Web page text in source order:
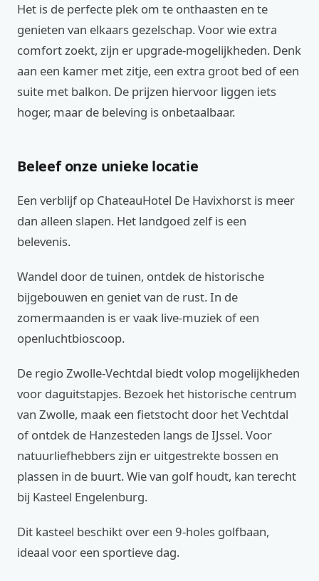
Het is de perfecte plek om te onthaasten en te
genieten van elkaars gezelschap. Voor wie extra
comfort zoekt, zijn er upgrade-mogelijkheden. Denk
aan een kamer met zitje, een extra groot bed of een
suite met balkon. De prijzen hiervoor liggen iets
hoger, maar de beleving is onbetaalbaar.
Beleef onze unieke locatie
Een verblijf op ChateauHotel De Havixhorst is meer
dan alleen slapen. Het landgoed zelf is een
belevenis.
Wandel door de tuinen, ontdek de historische
bijgebouwen en geniet van de rust. In de
zomermaanden is er vaak live-muziek of een
openluchtbioscoop.
De regio Zwolle-Vechtdal biedt volop mogelijkheden
voor daguitstapjes. Bezoek het historische centrum
van Zwolle, maak een fietstocht door het Vechtdal
of ontdek de Hanzesteden langs de IJssel. Voor
natuurliefhebbers zijn er uitgestrekte bossen en
plassen in de buurt. Wie van golf houdt, kan terecht
bij Kasteel Engelenburg.
Dit kasteel beschikt over een 9-holes golfbaan,
ideaal voor een sportieve dag.